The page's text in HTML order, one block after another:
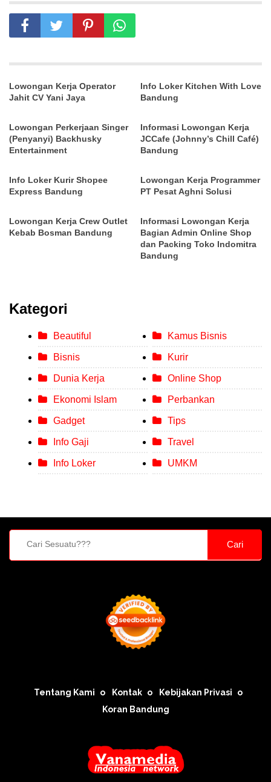
Lowongan Kerja Operator
Jahit CV Yani Jaya
Info Loker Kitchen With Love
Bandung
Lowongan Perkerjaan Singer
(Penyanyi) Backhusky
Entertainment
Informasi Lowongan Kerja
JCCafe (Johnny’s Chill Café)
Bandung
Info Loker Kurir Shopee
Express Bandung
Lowongan Kerja Programmer
PT Pesat Aghni Solusi
Lowongan Kerja Crew Outlet
Kebab Bosman Bandung
Informasi Lowongan Kerja
Bagian Admin Online Shop
dan Packing Toko Indomitra
Bandung
Kategori
Beautiful
Bisnis
Dunia Kerja
Ekonomi Islam
Gadget
Info Gaji
Info Loker
Kamus Bisnis
Kurir
Online Shop
Perbankan
Tips
Travel
UMKM
Cari
Tentang Kami Kontak
Kebijakan Privasi
Koran Bandung